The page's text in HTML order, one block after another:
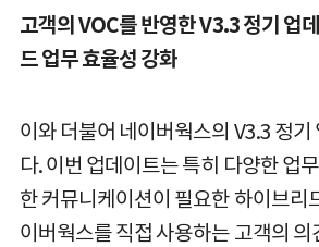
고객의 VOC를 반영한 V3.3 정기 업
드 업무 효율성 강화
이와 더불어 네이버웍스의 V3.3 정
다. 이번 업데이트는 특히 다양한 업
한 커뮤니케이션이 필요한 하이브리
이버웍스를 직접 사용하는 고객의 의